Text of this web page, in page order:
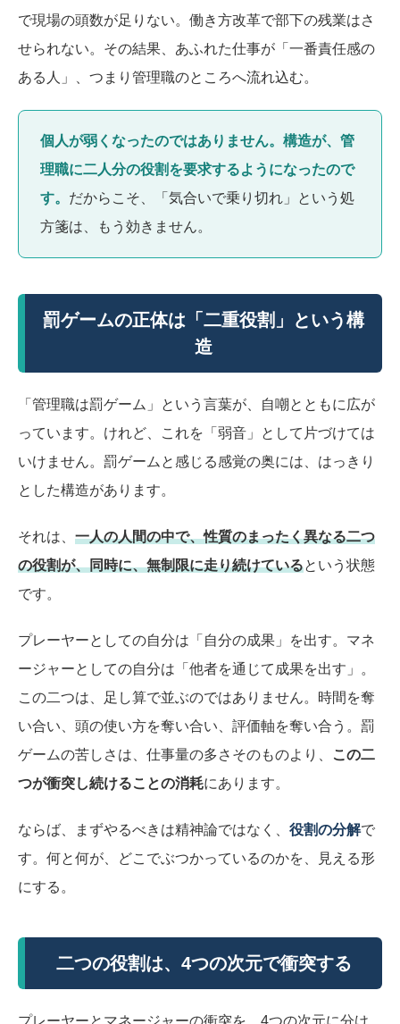
で現場の頭数が足りない。働き方改革で部下の残業はさ
せられない。その結果、あふれた仕事が「一番責任感の
ある人」、つまり管理職のところへ流れ込む。
個人が弱くなったのではありません。構造が、管
理職に二人分の役割を要求するようになったので
す。 だからこそ、「気合いで乗り切れ」という処
方箋は、もう効きません。
罰ゲームの正体は「二重役割」という構
造
「管理職は罰ゲーム」という言葉が、自嘲とともに広が
っています。けれど、これを「弱音」として片づけては
いけません。罰ゲームと感じる感覚の奥には、はっきり
とした構造があります。
それは、 一人の人間の中で、性質のまったく異なる二つ
の役割が、同時に、無制限に走り続けているという状態
です。
プレーヤーとしての自分は「自分の成果」を出す。マネ
ージャーとしての自分は「他者を通じて成果を出す」。
この二つは、足し算で並ぶのではありません。時間を奪
い合い、頭の使い方を奪い合い、評価軸を奪い合う。罰
ゲームの苦しさは、仕事量の多さそのものより、
この二
つが衝突し続けることの消耗にあります。
ならば、まずやるべきは精神論ではなく、 役割の分解で
す。何と何が、どこでぶつかっているのかを、見える形
にする。
二つの役割は、4つの次元で衝突する
プレーヤーとマネージャーの衝突を、4つの次元に分け